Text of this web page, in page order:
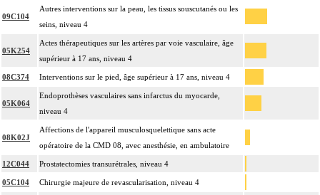
09C104
Autres interventions sur la peau, les tissus souscutanés ou les
seins, niveau 4
05K254
Actes thérapeutiques sur les artères par voie vasculaire, âge
supérieur à 17 ans, niveau 4
08C374 Interventions sur le pied, âge supérieur à 17 ans, niveau 4
05K064
Endoprothèses vasculaires sans infarctus du myocarde,
niveau 4
08K02J
Affections de l'appareil musculosquelettique sans acte
opératoire de la CMD 08, avec anesthésie, en ambulatoire
12C044 Prostatectomies transurétrales, niveau 4
05C104 Chirurgie majeure de revascularisation, niveau 4